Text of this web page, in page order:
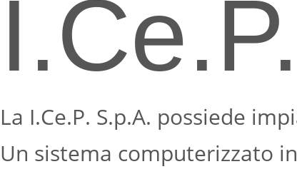
La I.Ce.P. S.p.A. possiede
Un sistema computerizzato